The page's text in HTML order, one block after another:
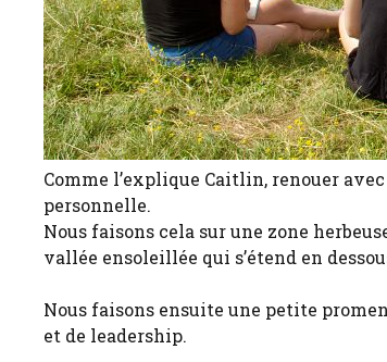
Comme l’explique Caitlin, renouer
personnelle.
Nous faisons cela sur une zone
vallée ensoleillée qui s’étend en
Nous faisons ensuite une petite
et de leadership.